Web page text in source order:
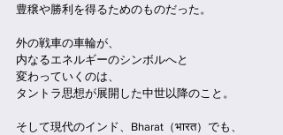
豊穣や勝利を得るためのものだった。
外の戦車の車輪が、
内なるエネルギーのシンボルへと
変わっていくのは、
タントラ思想が展開した中世以降のこと。
そして現代のインド、Bharat（भारत）でも、